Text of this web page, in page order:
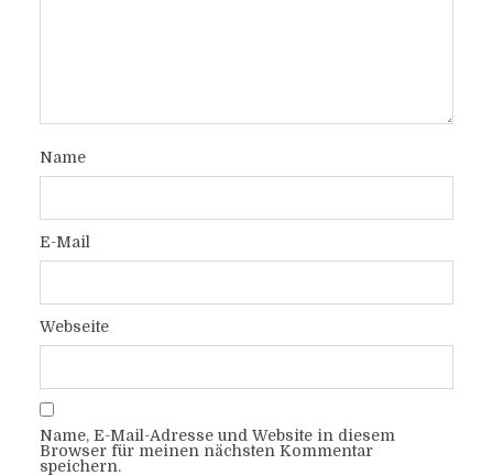
Name
E-Mail
Webseite
Name, E-Mail-Adresse und Website in diesem
Browser für meinen nächsten Kommentar
speichern.